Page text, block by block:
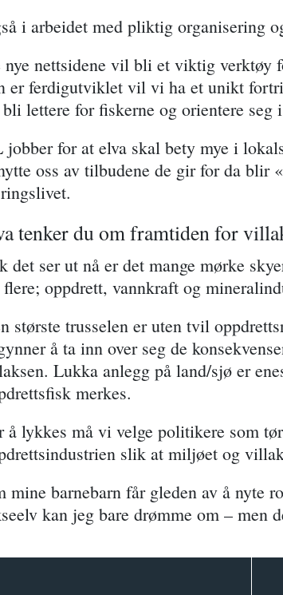
i arbeidet med pliktig organisering
nye nettsidene vil bli et viktig verktøy
er ferdigutviklet vil vi ha et unikt
lettere for fiskerne og orientere seg
jobber for at elva skal bety mye i
oss av tilbudene de gir for da
tenker du om framtiden for
det ser ut nå er det mange mørke
oppdrett, vannkraft og
største trusselen er uten tvil
å ta inn over seg de
Lukka anlegg på land/sjø er
merkes.
å lykkes må vi velge politikere som
slik at miljøet og
mine barnebarn får gleden av å nyte
kan jeg bare drømme om – men